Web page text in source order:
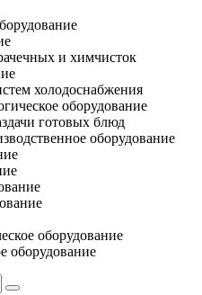
и химчисток
холодоснабжения
оборудование
готовых блюд
оборудование
оборудование
оборудование